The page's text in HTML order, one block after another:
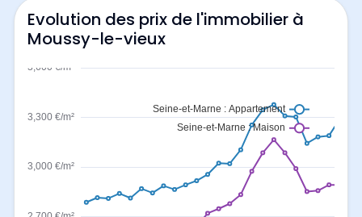
Evolution des prix de l'immobilier à
Moussy-le-vieux